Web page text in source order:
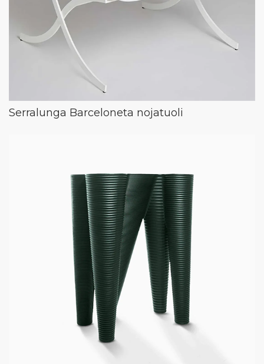
Serralunga Barceloneta nojatuoli